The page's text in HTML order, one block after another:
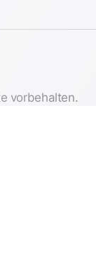
vorbehalten.